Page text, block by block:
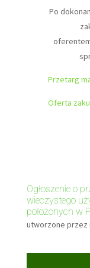
Po
Przetarg
Oferta
Ogłoszenie o
wieczystego
położonych w
utworzone przez